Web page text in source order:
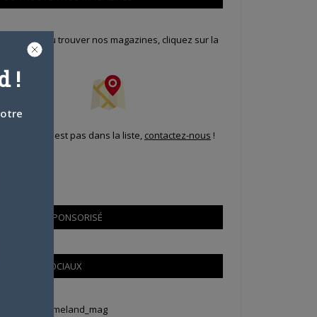
Pour savoir où trouver nos magazines, cliquez sur la
Si votre ville n'est pas dans la liste, contactez-nous !
CONTENU SPONSORISÉ
RÉSEAUX SOCIAUX
Tweets by Animeland_mag
!